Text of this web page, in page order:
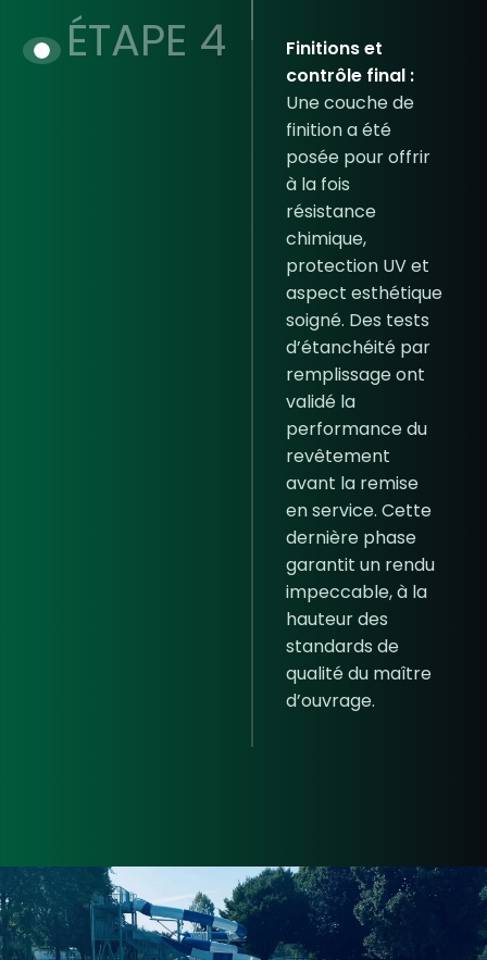
ÉTAPE 4
Finitions et
contrôle final :
Une couche de
finition a été
posée pour offrir
à la fois
résistance
chimique,
protection UV et
aspect esthétique
soigné. Des tests
d’étanchéité par
remplissage ont
validé la
performance du
revêtement
avant la remise
en service. Cette
dernière phase
garantit un rendu
impeccable, à la
hauteur des
standards de
qualité du maître
d’ouvrage.